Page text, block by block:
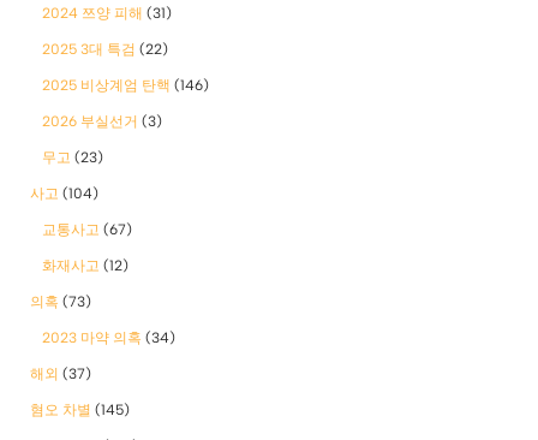
2024 쯔양 피해 (31)
2025 3대 특검 (22)
2025 비상계엄 탄핵 (146)
2026 부실선거 (3)
무고 (23)
사고 (104)
교통사고 (67)
화재사고 (12)
의혹 (73)
2023 마약 의혹 (34)
해외 (37)
혐오 차별 (145)